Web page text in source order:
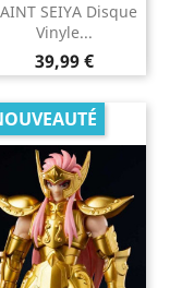
SEIYA Disque
Vinyle...
Prix
39,99 €